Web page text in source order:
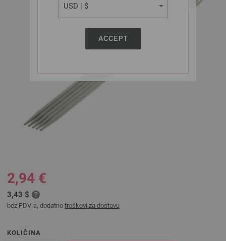
ACCEPT
2,94 €
3,43 $
bez PDV-a, dodatno troškovi za dostavu
KOLIČINA